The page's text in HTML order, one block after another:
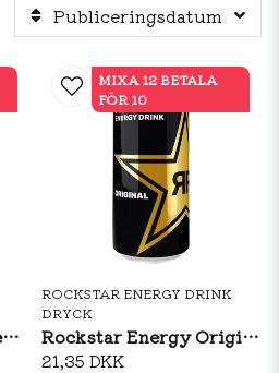
Publiceringsdatum
Rockstar Energy Blueberry Pomegranate 500ml
ROCKSTAR ENERGY DRINK
DRYCK
Rockstar Energy Original 500ml
21,35 DKK
MIXA 12 BETALA
FÖR 10